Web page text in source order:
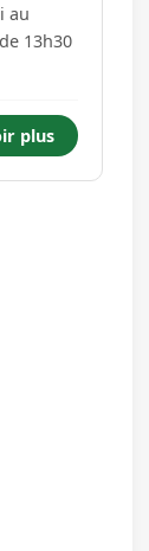
au
13h30
sur
plus